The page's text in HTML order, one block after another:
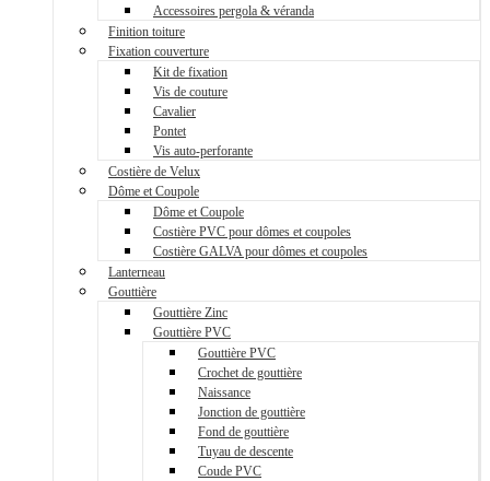
Accessoires pergola & véranda
Finition toiture
Fixation couverture
Kit de fixation
Vis de couture
Cavalier
Pontet
Vis auto-perforante
Costière de Velux
Dôme et Coupole
Dôme et Coupole
Costière PVC pour dômes et coupoles
Costière GALVA pour dômes et coupoles
Lanterneau
Gouttière
Gouttière Zinc
Gouttière PVC
Gouttière PVC
Crochet de gouttière
Naissance
Jonction de gouttière
Fond de gouttière
Tuyau de descente
Coude PVC